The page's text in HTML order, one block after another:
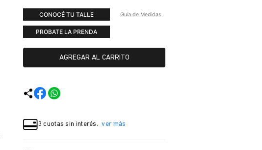
CONOCÉ TU TALLE Guía de Medidas
PROBATE LA PRENDA
AGREGAR AL CARRITO
3 cuotas sin interés. ver más